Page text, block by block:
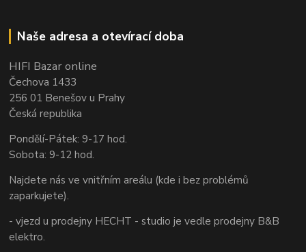
Naše adresa a otevírací doba
HIFI Bazar online
Čechova 1433
256 01 Benešov u Prahy
Česká republika
Pondělí-Pátek: 9-17 hod.
Sobota: 9-12 hod.
Najdete nás ve vnitřním areálu (kde i bez problémů
zaparkujete).
- vjezd u prodejny HECHT - studio je vedle prodejny B&B
elektro.